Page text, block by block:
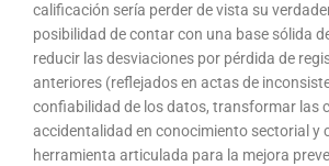
calificación sería perder de vista su
posibilidad de contar con una base sólida
reducir las desviaciones por pérdida de
anteriores (reflejados en actas de
confiabilidad de los datos, transformar las
accidentalidad en conocimiento sectorial y
herramienta articulada para la mejora